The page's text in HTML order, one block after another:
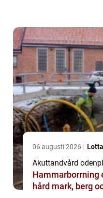
06 augusti 2026
Akuttandvård
Hammarborrning effektiv borrning i
hård mark, berg